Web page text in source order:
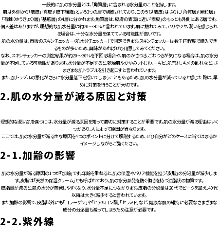
一般的に肌の水分量とは、「角質層」に含まれる水分量のことを指します。
肌は外側から「表皮」「真皮」「皮下組織」という3つの層で構成されており、このうち「表皮」はさらに「角質層」「顆粒層」
「有棘（ゆうきょく）層」「基底層」の4層に分かれます。角質層は、皮膚の表面に近い「表皮」のもっとも外側にある層です。
個人差はありますが、理想的な肌水分量は約20～30%と言われています。肌に触れてみて、ハリやツヤ、潤いを感じられ
る場合は、十分な水分量を保てている可能性が高いです。
肌の水分量は、市販のスキンチェッカー（肌水分チェッカー）で測定できます。スキンチェッカーは数千円程度で購入でき
るものが多いため、興味があればぜひ用意してみてください。
なお、スキンチェッカーの測定結果が約20～30%を下回る場合や、肌のかさつき、ごわつきが気になる場合は、肌の水分
量が不足している可能性があります。水分量が不足すると、乾燥肌やかゆみ、小じわ、ニキビ、肌荒れ、キメの乱れなど、さ
まざまな肌トラブルを引き起こすと言われています。
また、肌トラブルの悪化がさらに水分量低下を招いてしまうこともあるため、肌の水分量が減っていると感じた際は、早
めに対策を行うことが大切です。
2.肌の水分量が減る原因と対策
理想的な潤い肌を保つには、水分量が減る原因を知って適切に対策することが重要です。肌の水分量が減る理由はいく
つかあり、人によって原因が異なります。
ここでは、肌の水分量が減る主な原因を4つのポイントに分けて解説するため、ぜひ自分がどのケースに当てはまるか
イメージしながらご覧ください。
2-1.加齢の影響
肌の水分量が減る原因の1つが「加齢」です。年齢を重ねると、肌の保湿やバリア機能を担う「皮脂」の分泌量が減少しま
す。皮脂は「天然の保湿クリーム」とも呼ばれており、肌の水分蒸発を防ぐ働きを持つ油脂状の物質です。
皮脂量が減ると、肌の水分が蒸発しやすくなり、水分量不足につながります。皮脂の分泌量は20代でピークを迎え、40代
以降は大きく減少すると言われています。
また加齢の影響で、皮脂以外にも「コラーゲン」や「ヒアルロン酸」「セラミド」など、健康な肌の維持に必要なさまざまな
成分の分泌量も減ってしまうため注意が必要です。
2-2.紫外線